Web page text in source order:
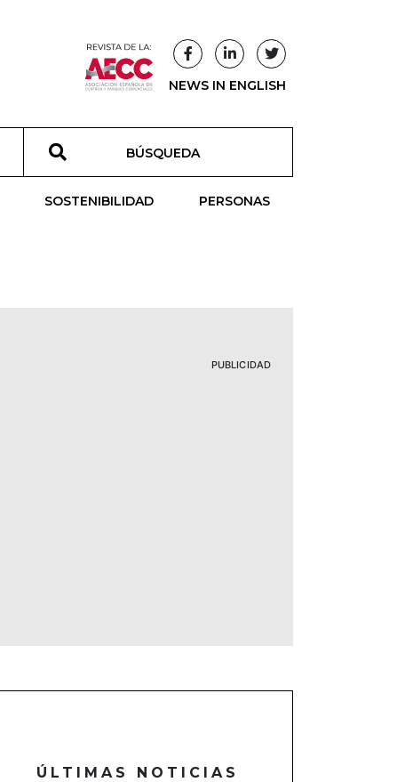
NEWS IN ENGLISH
SOSTENIBILIDAD PERSONAS
PUBLICIDAD
ÚLTIMAS NOTICIAS